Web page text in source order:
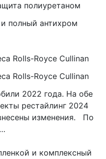
полиуретаном
полный антихром
Rolls-Royce Cullinan
Rolls-Royce Cullinan
2022 года. На обе
рестайлинг 2024
изменения. По
и комплексный